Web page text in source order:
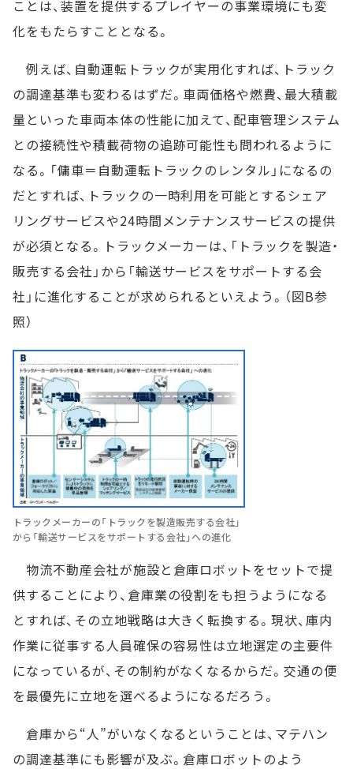
ことは、装置を提供するプレイヤーの事業環境にも変
化をもたらすこととなる。
例えば、自動運転トラックが実用化すれば、トラック
の調達基準も変わるはずだ。車両価格や燃費、最大積載
量といった車両本体の性能に加えて、配車管理システム
との接続性や積載荷物の追跡可能性も問われるように
なる。「傭車＝自動運転トラックのレンタル」になるの
だとすれば、トラックの一時利用を可能とするシェア
リングサービスや24時間メンテナンスサービスの提供
が必須となる。トラックメーカーは、「トラックを製造・
販売する会社」から「輸送サービスをサポートする会
社」に進化することが求められるといえよう。（図B参
照）
トラックメーカーの「トラックを製造販売する会社」
から「輸送サービスをサポートする会社」への進化
物流不動産会社が施設と倉庫ロボットをセットで提
供することにより、倉庫業の役割をも担うようになる
とすれば、その立地戦略は大きく転換する。現状、庫内
作業に従事する人員確保の容易性は立地選定の主要件
になっているが、その制約がなくなるからだ。交通の便
を最優先に立地を選べるようになるだろう。
倉庫から“人”がいなくなるということは、マテハン
の調達基準にも影響が及ぶ。倉庫ロボットのよう